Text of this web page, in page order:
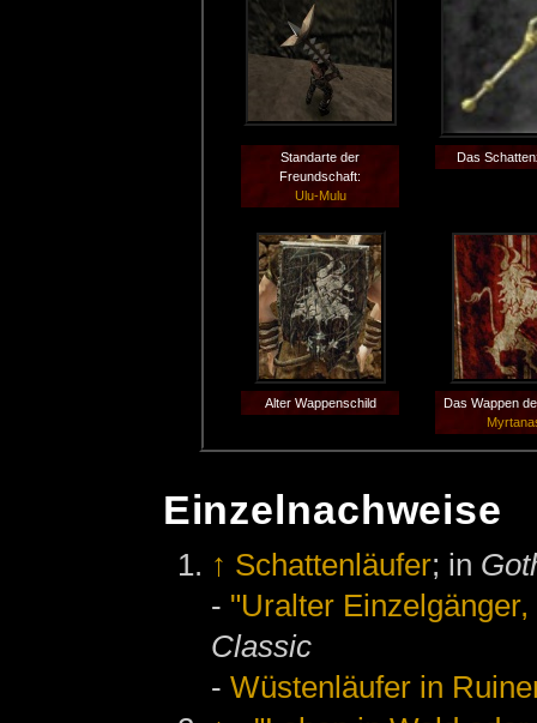
Standarte der
Freundschaft:
Ulu-Mulu
Das
Alter Wappenschild
Das Wappen
Einzelnachweise
↑ Schattenläufer; in
- "Uralter
Classic
-Wüstenläufer in